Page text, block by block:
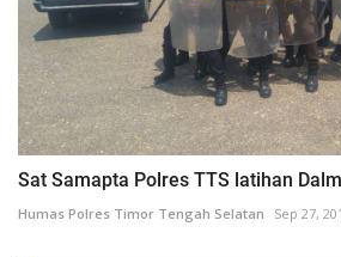
Sat Samapta Polres TTS latihan
Humas Polres Timor Tengah Selatan Sep 27,